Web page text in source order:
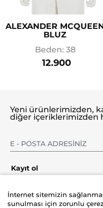
ALEXANDER
BLUZ
Beden: 38
12.900
Yeni ürünlerimizden,
diğer içeriklerimizden
Kayıt ol
İnternet sitemizin
sunulması için zorunlu